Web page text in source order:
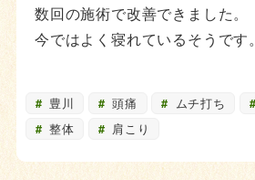
数回の施術で改善できました。
今ではよく寝れているそうです。
豊川 頭痛 ムチ打ち
整体
肩こり